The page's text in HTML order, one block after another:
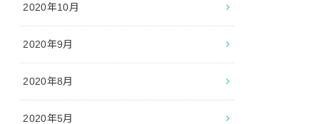
2020年10月
2020年9月
2020年8月
2020年5月